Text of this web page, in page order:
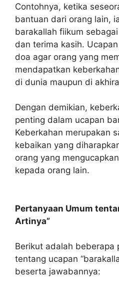
Contohnya, ketika
bantuan dari orang lain,
barakallah fiikum
dan terima kasih.
doa agar orang yang
mendapatkan
di dunia maupun di
Dengan demikian,
penting dalam ucapan
Keberkahan merupakan
kebaikan yang
orang yang
kepada orang lain.
Pertanyaan Umum
Artinya”
Berikut adalah beberapa
tentang ucapan
beserta jawabannya: